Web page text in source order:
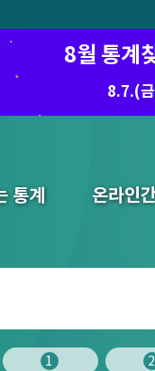
8월 통계
8.7.(
통계 온라인
1 2